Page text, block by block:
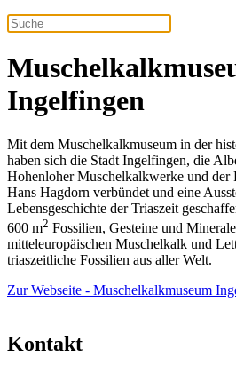
Ingelfingen
Mit dem Muschelkalkmuseum in der
haben sich die Stadt Ingelfingen, die
Hohenloher Muschelkalkwerke und der
Hans Hagdorn verbündet und eine
Lebensgeschichte der Triaszeit
600 m2 Fossilien, Gesteine und
mitteleuropäischen Muschelkalk und
triaszeitliche Fossilien aus aller Welt.
Zur Webseite - Muschelkalkmuseum
Kontakt